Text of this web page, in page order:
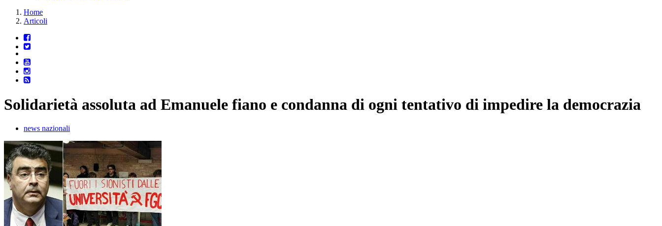
Home
Articoli
Solidarietà assoluta ad Emanuele fiano e condanna di ogni tentativo di impedire la democrazia
news nazionali